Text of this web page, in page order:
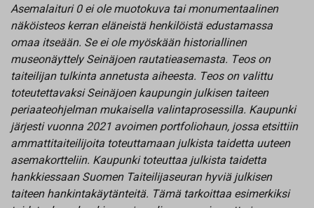
Asemalaituri 0 ei ole muotokuva tai monumentaalinen
näköisteos kerran eläneistä henkilöistä edustamassa
omaa itseään. Se ei ole myöskään historiallinen
museonäyttely Seinäjoen rautatieasemasta. Teos on
taiteilijan tulkinta annetusta aiheesta. Teos on valittu
toteutettavaksi Seinäjoen kaupungin julkisen taiteen
periaateohjelman mukaisella valintaprosessilla. Kaupunki
järjesti vuonna 2021 avoimen portfoliohaun, jossa etsittiin
ammattitaiteilijoita toteuttamaan julkista taidetta uuteen
asemakortteliin. Kaupunki toteuttaa julkista taidetta
hankkiessaan Suomen Taiteilijaseuran hyviä julkisen
taiteen hankintakäytänteitä. Tämä tarkoittaa esimerkiksi